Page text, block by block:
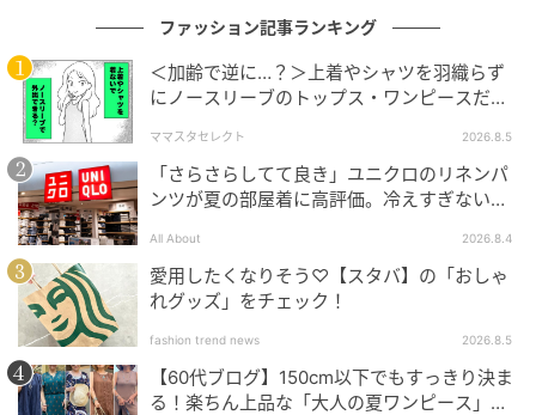
出典:Sua様ご提供
柔らかさとしなやかな落ち感を兼ね備えた肌離れの良
いリブニット素材を使用したカーディガンは、程良い
弾力感によって型崩れしにくいのが嬉しいポイント。
ファッション記事ランキング
＜加齢で逆に…？＞上着やシャツを羽織らず
にノースリーブのトップス・ワンピースだけ
ママスタセレクト 2026.8.5
「さらさらしてて良き」ユニクロのリネンパ
ンツが夏の部屋着に高評価。冷えすぎない肌
All About 2026.8.4
愛用したくなりそう♡【スタバ】の「おしゃ
れグッズ」をチェック！
fashion trend news 2026.8.5
【60代ブログ】150cm以下でもすっきり決ま
る！楽ちん上品な「大人の夏ワンピース」コ